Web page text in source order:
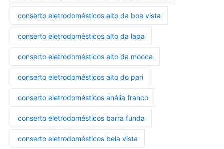
conserto eletrodomésticos alto da boa vista
conserto eletrodomésticos alto da lapa
conserto eletrodomésticos alto da mooca
conserto eletrodomésticos alto do pari
conserto eletrodomésticos anália franco
conserto eletrodomésticos barra funda
conserto eletrodomésticos bela vista